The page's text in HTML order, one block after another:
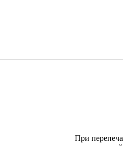
При